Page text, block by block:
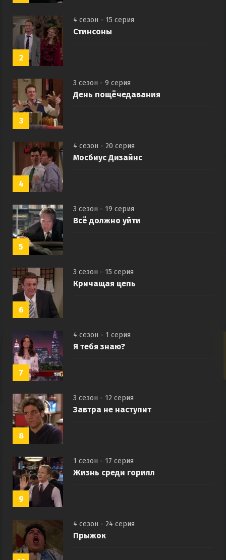
2
4 сезон - 15 серия
Стинсоны
3
3 сезон - 9 серия
День пощёчедавания
4
4 сезон - 20 серия
Мосбиус Дизайнс
5
3 сезон - 19 серия
Всё должно уйти
6
3 сезон - 15 серия
Кричащая цепь
7
4 сезон - 1 серия
Я тебя знаю?
8
3 сезон - 12 серия
Завтра не наступит
9
1 сезон - 17 серия
Жизнь среди горилл
4 сезон - 24 серия
Прыжок